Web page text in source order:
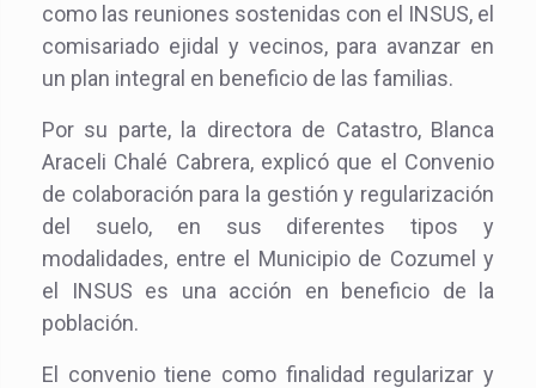
como las reuniones sostenidas con el INSUS, el
comisariado ejidal y vecinos, para avanzar en
un plan integral en beneficio de las familias.
Por su parte, la directora de Catastro, Blanca
Araceli Chalé Cabrera, explicó que el Convenio
de colaboración para la gestión y regularización
del suelo, en sus diferentes tipos y
modalidades, entre el Municipio de Cozumel y
el INSUS es una acción en beneficio de la
población.
El convenio tiene como finalidad regularizar y